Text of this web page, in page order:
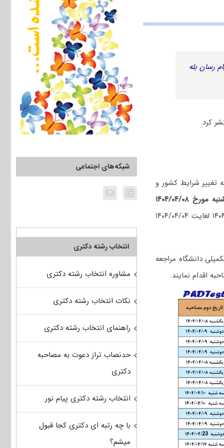
رسان بله
میرساند با توجه به تغییر شرایط کشور و
۱۴۰۴/۰۴/۰۸
براساس جدول قبلی ادامه این اطلاعیه انجام میشود و مصاحبه های لغو شده از تاریخ ۱۴۰۴/۰۳/۳۱ لغایت ۱۴۰۴/۰۴/۰۴
دانشگاه مراجعه
اقدام نمایند.
شبکه‌های اجتماعی
انتخاب رشته دکتری
مشاوره انتخاب رشته دکتری
نکات انتخاب رشته دکتری
راهنمای انتخاب رشته دکتری
حدنصاب تراز دعوت به مصاحبه
دکتری
انتخاب رشته دکتری پیام نور
با چه رتبه ای دکتری کجا قبول
میشم؟